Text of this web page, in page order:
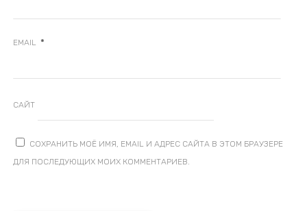
EMAIL *
САЙТ
СОХРАНИТЬ МОЁ ИМЯ, EMAIL И АДРЕС САЙТА В ЭТОМ БРАУЗЕРЕ
ДЛЯ ПОСЛЕДУЮЩИХ МОИХ КОММЕНТАРИЕВ.